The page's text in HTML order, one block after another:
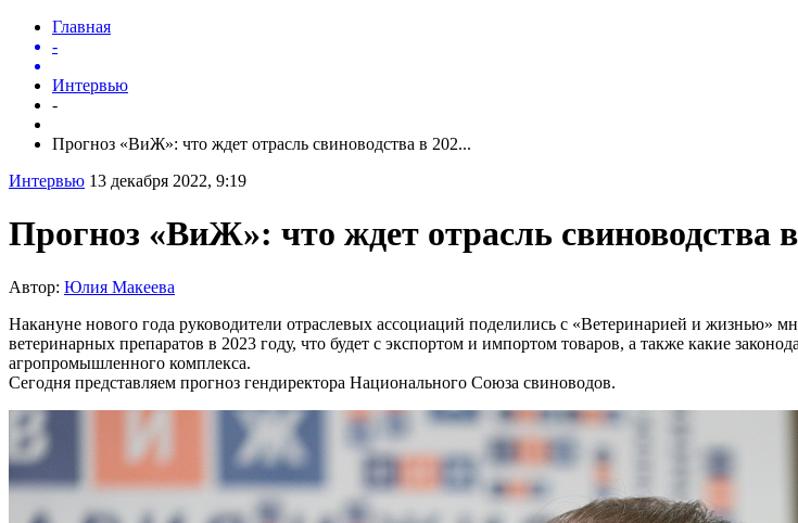
Главная
-
Интервью
-
Прогноз «ВиЖ»: что ждет отрасль свиноводства в 202...
Интервью 13 декабря 2022, 9:19
Прогноз «ВиЖ»: что ждет отрасль свиноводства в
Автор: Юлия Макеева
Накануне нового года руководители отраслевых ассоциаций поделились с «Ветеринарией и жизнью»
ветеринарных препаратов в 2023 году, что будет с экспортом и импортом товаров, а также какие
агропромышленного комплекса.
Сегодня представляем прогноз гендиректора Национального Союза свиноводов.